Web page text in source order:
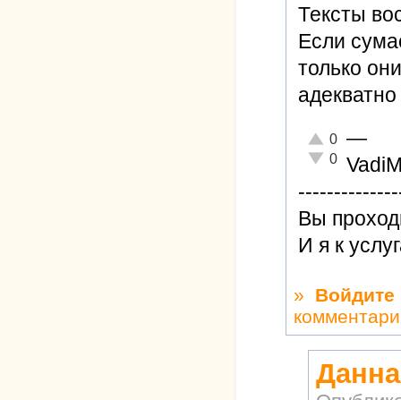
Тексты
Если
только
адекватно
Отлично!
0
Неадекватно!
0
—
Вы
И я к
» Войдите